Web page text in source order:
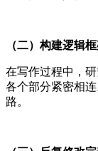
（二）构建逻辑
在写作过程中，
各个部分紧密相
路。